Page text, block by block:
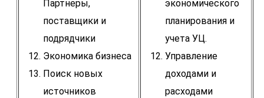
Партнеры,
поставщики и
подрядчики
Экономика бизнеса
Поиск новых
источников
экономического
планирования и
учета УЦ.
Управление
доходами и
расходами